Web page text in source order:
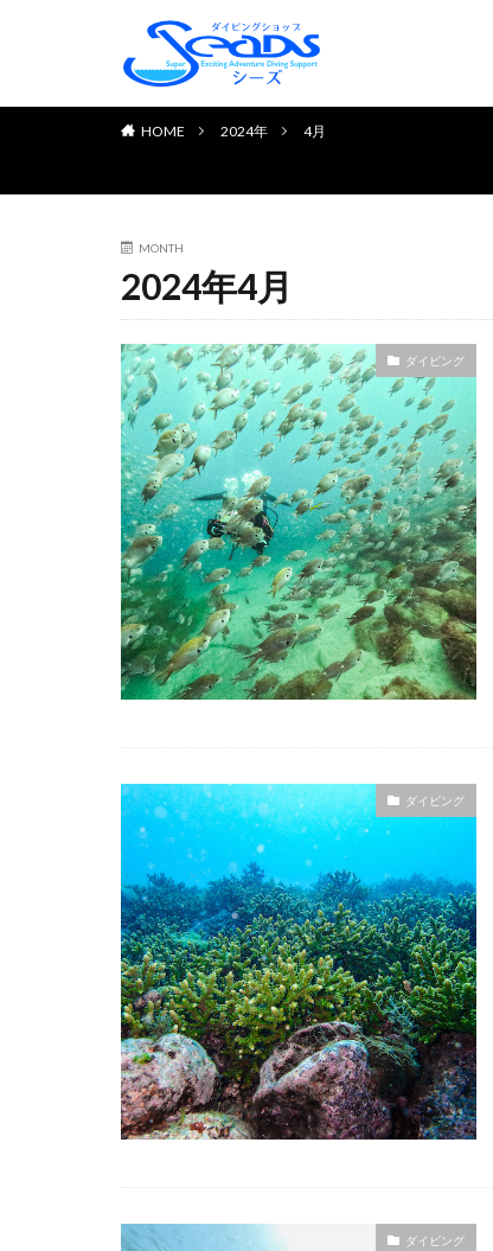
TOP PAGE
HOME 2024年 4月
MONTH
2024年4月
ダイビング
ダイビング
ダイビング